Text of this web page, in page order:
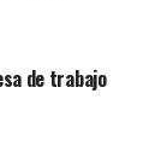
de trabajo